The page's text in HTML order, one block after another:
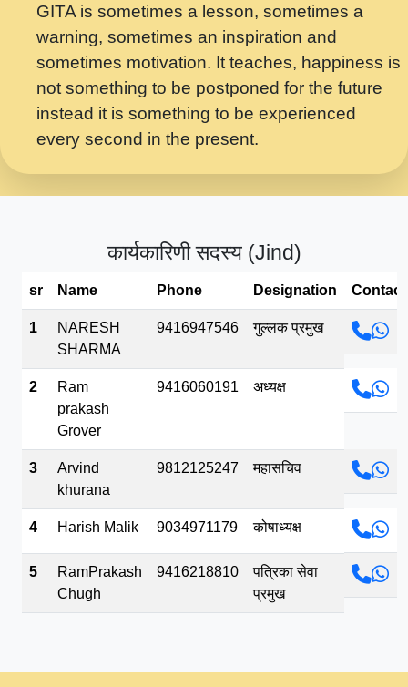
यह हसरत तलब ह नकज कमर Yahi Hasraten
Talab Hai Bhav Pravah #bhajan.mp3
लडल ज बल ल क ज न लग Sadhvi Purnima Ji
7.9.2021 जवल नगर दलल #बसर.mp3
सख भ मझ पयर ह दख भ मझ पयर ह!छड म कस दत
सपरहट भजन 2021 - तर अखय ह जद भर बहर ज म
सपरहट शयम भजन - जय जय शयम जय जय शयम
भव.mp3
GITA is sometimes a lesson, sometimes a
warning, sometimes an inspiration and
sometimes motivation. It teaches, happiness is
not something to be postponed for the future
instead it is something to be experienced
every second in the present.
कार्यकारिणी सदस्य (Jind)
sr Name Phone Designation Contact
1
NARESH
SHARMA
9416947546 गुल्लक प्रमुख
2
Ram
prakash
Grover
9416060191 अध्यक्ष
3
Arvind
khurana
9812125247 महासचिव
4 Harish Malik 9034971179 कोषाध्यक्ष
5
RamPrakash
Chugh
9416218810
पत्रिका सेवा
प्रमुख